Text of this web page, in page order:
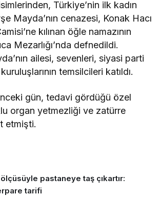
Türkiye’nin ilk kadın
Mayda’nın cenazesi, Konak Hacı
kılınan öğle namazının
Mezarlığı’nda defnedildi.
ailesi, sevenleri, siyasi parti
temsilcileri katıldı.
gün, tedavi gördüğü özel
organ yetmezliği ve zatürre
etmişti.
pastaneye taş çıkartır:
tarifi